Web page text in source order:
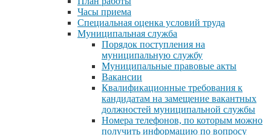
Часы приема
Специальная оценка условий труда
Муниципальная служба
Порядок поступления на
муниципальную службу
Муниципальные правовые акты
Вакансии
Квалификационные требования к
кандидатам на замещение вакантных
должностей муниципальной службы
Номера телефонов, по которым можно
получить информацию по вопросу